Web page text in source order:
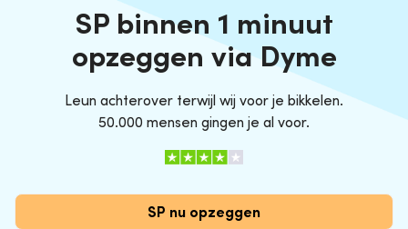
SP binnen 1 minuut
opzeggen via Dyme
Leun achterover terwijl wij voor je bikkelen.
50.000 mensen gingen je al voor.
SP nu opzeggen